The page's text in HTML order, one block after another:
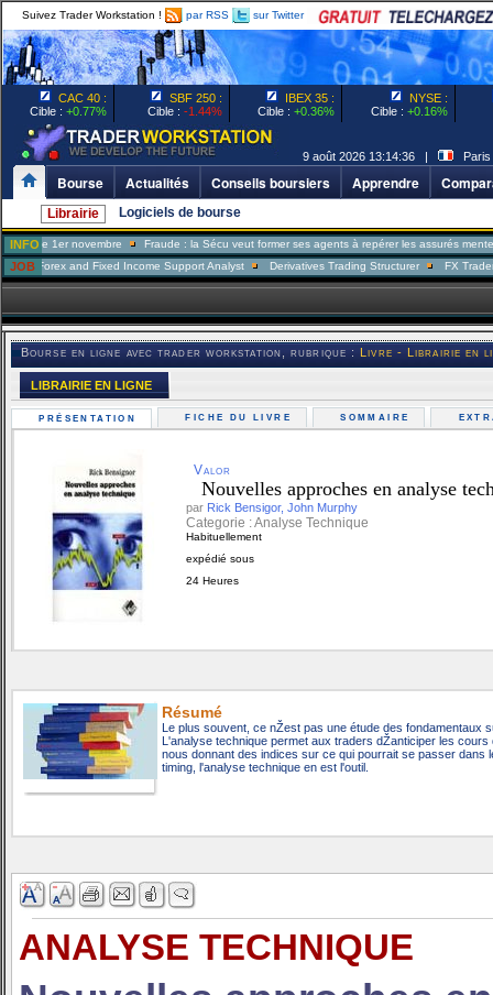
Suivez Trader Workstation ! par RSS sur Twitter
CAC 40 :
Cible : +0.77%
SBF 250 :
Cible : -1.44%
IBEX 35 :
Cible : +0.36%
NYSE :
Cible : +0.16%
9 août 2026 13:14:36 |
Bourse Actualités Conseils boursiers Apprendre
Librairie Logiciels de bourse
INFO
novembre Fraude : la Sécu veut former ses agents à repérer les assurés menteurs
JOB
and Fixed Income Support Analyst Derivatives Trading Structurer FX Trader
Bourse en ligne avec trader workstation, rubrique :Livre - Librairie en
LIBRAIRIE EN LIGNE
PRÉSENTATION FICHE DU LIVRE SOMMAIRE
Valor
Nouvelles approches en analyse
par Rick Bensigor, John Murphy
Categorie : Analyse Technique
Habituellement
expédié sous
24 Heures
Résumé
Le plus souvent, ce nŽest pas une étude des fondamentaux
L'analyse technique permet aux traders dŽanticiper les
nous donnant des indices sur ce qui pourrait se passer dans
timing, l'analyse technique en est l'outil.
ANALYSE TECHNIQUE